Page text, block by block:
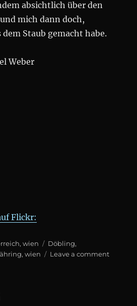
absichtlich über den
mich dann doch,
Staub gemacht habe.
Weber
Flickr:
,wien Tags
Döbling,
,wien Leave a commenton